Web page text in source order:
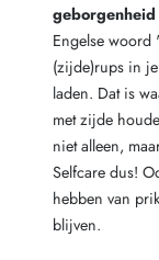
Engelse
(zijde)rups in
laden. Dat is
met zijde
niet alleen,
Selfcare dus!
hebben van
blijven.